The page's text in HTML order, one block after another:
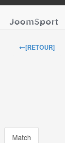
[RETOUR]
Match